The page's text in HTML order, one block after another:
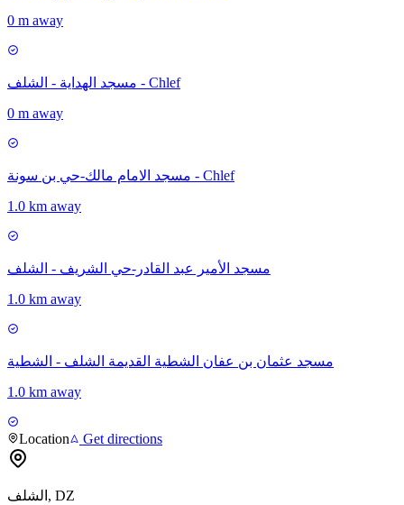
0 m away
مسجد الهداية - الشلف - Chlef
0 m away
مسجد الامام مالك-حي بن سونة - Chlef
1.0 km away
مسجد الأمير عبد القادر-حي الشريف - الشلف
1.0 km away
مسجد عثمان بن عفان الشطية القديمة الشلف - الشطية
1.0 km away
Location Get directions
الشلف, DZ